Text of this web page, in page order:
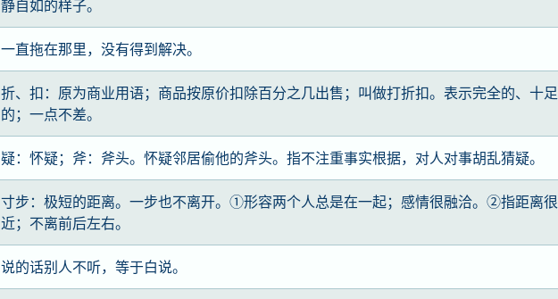
静自如的样子。
一直拖在那里，没有得到解决。
折、扣：原为商业用语；商品按原价扣除百分之几出售；叫做打折扣。表示完全的、十足
的；一点不差。
疑：怀疑；斧：斧头。怀疑邻居偷他的斧头。指不注重事实根据，对人对事胡乱猜疑。
寸步：极短的距离。一步也不离开。①形容两个人总是在一起；感情很融洽。②指距离很
近；不离前后左右。
说的话别人不听，等于白说。